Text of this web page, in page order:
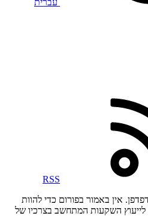
עברית
RSS
אין באמור בפורום כדי להוות
לייעוץ השקעות המתחשב בצרכיו של